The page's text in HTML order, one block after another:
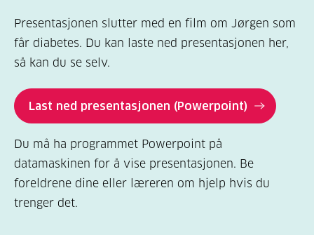
Presentasjonen slutter med en film om Jørgen som
får diabetes. Du kan laste ned presentasjonen her,
så kan du se selv.
Last ned presentasjonen (Powerpoint)
Du må ha programmet Powerpoint på
datamaskinen for å vise presentasjonen. Be
foreldrene dine eller læreren om hjelp hvis du
trenger det.